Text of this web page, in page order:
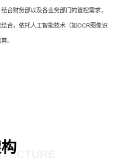
合财务部以及各业务部门的管控需求，
合，依托人工智能技术（如OCR图像识
。